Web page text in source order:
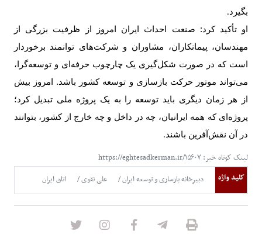
بگیرد.
او تأکید کرد: صنعت احداث ایران امروز از ظرفیت بزرگی از
مهندسان، پیمانکاران، مشاوران و شرکت‌های توانمند برخوردار
است که در صورت شکل‌گیری یک چارچوب حرفه‌ای و توسعه‌گرا،
می‌تواند موتور حرکت بازسازی و توسعه کشور باشد. امروز بیش
از هر زمان دیگری باید توسعه را به یک پروژه ملی تبدیل کرد؛
پروژه‌ای که همه ایرانیان، چه در داخل و چه خارج از کشور، بتوانند
در آن نقش‌آفرین باشند.
لینک کوتاه خبر: https://eghtesadkerman.ir/۱۵۶۰۷
کلید واژه
دبیرخانه بازسازی و توسعه ایران علی نقوی اتاق ایران